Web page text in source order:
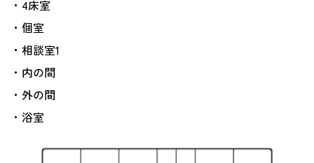
4床室
個室
相談室1
内の間
外の間
浴室